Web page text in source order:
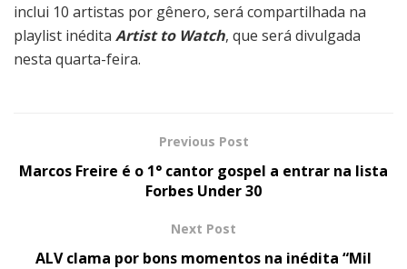
inclui 10 artistas por gênero, será compartilhada na
playlist inédita Artist to Watch, que será divulgada
nesta quarta-feira.
Previous Post
Marcos Freire é o 1° cantor gospel a entrar na lista
Forbes Under 30
Next Post
ALV clama por bons momentos na inédita “Mil